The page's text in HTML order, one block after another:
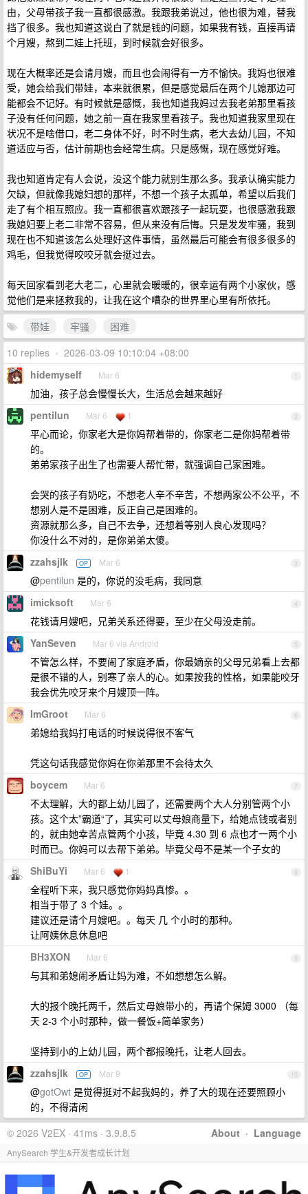
由，父母带孩子我一直都很感激。我跟我弟说过，他也很为难，替我
挡了很多。我也知道这说白了就是钱的问题，如果我有钱，直接再请
个月嫂，熬到二娃上托班，到时候就会好很多。
现在大概率还是会请月嫂，而且也会闹得有一方不愉快。我妈也很难
受，她会给我们带娃，本来就很累，但是感觉最后在两个儿媳那边可
能都会不记好。有时候就是感慨，我也知道我妈过去我老弟那里看孩
子没有任何问题，她之前一直在我家里看孩子。我也知道我家里现在
状况不是啥借口，老二身体不好，时不时生病，老大去幼儿园，不知
道适应与否，估计前期也会经常生病。只是感慨，现在感觉好难。
我也知道肯定有人会说，没这个能力就别生那么多。我承认确实能力
欠缺，但就像我媳妇想的那样，不想一个孩子太孤单，希望以后我们
走了有个相互照应。我一直都很喜欢跟孩子一起玩耍，也很感激我跟
我媳妇要上老二非常不容易，但从来没有后悔。只是发发牢骚，我到
现在也不知道该怎么处理好这件事情，虽然最后可能会有很多很多的
鸡毛，但我觉得咬咬牙就会挺过去。
每天回家看到老大老二，心里就会暖暖的，很幸运有两个小家伙，感
觉他们是来拯救我的，让我在这个嘈杂的世界里心里有所依托。
带娃
牢骚
困难
10 replies • 2026-03-09 10:10:04 +08:00
1
hidemyself Mar 6
加油，孩子总会慢慢长大，生活总会越来越好
2
pentilun Mar 6 1
平心而论，你家老大是你妈帮着带的，你家老二是你妈帮着带
的。
弟弟家孩子出生了也需要人帮忙带，就强调自己家困难。
会哭的孩子有奶吃，不想老人辛不辛苦，不想两家公不公平，不
想别人是不是困难，反正自己是困难的。
资源就那么多，自己不去争，还想着等别人良心发现吗？
你没什么不对的，是你弟弟太傻。
3
zzahsjlk OP Mar 6
@pentilun 是的，你说的没毛病，我同意
4
imicksoft Mar 6
花钱请月嫂吧，兄弟关系还得要，至少在父母没走前。
5
YanSeven Mar 6 via Android
不管怎么样，不要闹了家庭矛盾，你最嫡亲的父母兄弟看上去都
是很不错的人，别寒了亲人的心。如果按我的性格，如果能咬牙
我会优先咬牙来个月嫂顶一阵。
6
ImGroot Mar 6
弟媳给我妈打电话的时候说得很不客气
凭这句话我感觉你妈在你弟那里不会待太久
7
boycem Mar 6
不太理解，大的都上幼儿园了，还需要两个大人分别管两个小
孩。这个太”霸道“了，其实可以丈母娘商量下，给她点钱或者别
的，就由她幸苦点管两个小孩，毕竟 4.30 到 6 点也才一两个小
时而已。你妈可以去帮下弟弟。毕竟父母不是某一个子女的
8
ShiBuYi Mar 6 1
全程听下来，我只感觉你妈妈真惨。。
相当于带了 3 个娃。。
建议还是请个月嫂吧。。每天 几 个小时的那种。
让阿姨休息休息吧
9
BH3XON Mar 6
与其和弟媳闹矛盾让妈为难，不如想想怎么解。
大的报个晚托两千，然后丈母娘带小的，再请个保姆 3000 （每
天 2-3 个小时那种，做一餐饭+简单家务）
坚持到小的上幼儿园，两个都报晚托，让老人回去。
10
zzahsjlk OP Mar 9
@gotOwt 是觉得挺对不起我妈的，养了大的现在还要照顾小
的，不得清闲
About · Language
© 2026 V2EX · 41ms · 3.9.8.5
AnySearch 学生&开发者成长计划